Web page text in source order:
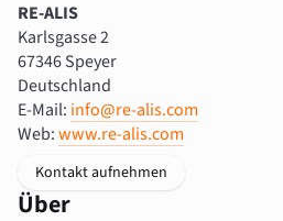
RE-ALIS
Karlsgasse 2
67346 Speyer
Deutschland
E-Mail: info@re-alis.com
Web:www.re-alis.com
Kontakt aufnehmen
Über